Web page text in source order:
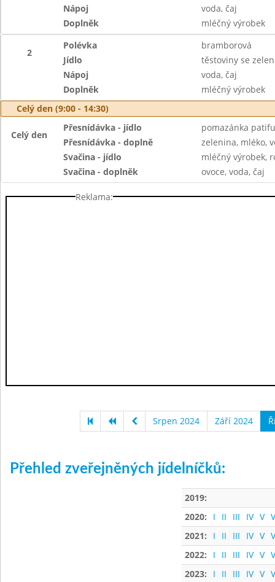
Nápoj
voda, čaj
Doplněk
mléčný výrobek
2
Polévka
bramborová
Jídlo
těstoviny se
Nápoj
voda, čaj
Doplněk
mléčný výrobek
Celý den (9:00 - 14:30)
Celý den
Přesnídávka - jídlo
pomazánka
Přesnídávka - doplně
zelenina, mléko,
Svačina - jídlo
mléčný výrobek,
Svačina - doplněk
ovoce, voda, čaj
Reklama:
Srpen 2024 Září 2024
Přehled zveřejněných jídelníčků:
2019:
2020:
I II III IV V
2021:
I II III IV V
2022:
I II III IV V
2023:
I II III IV V